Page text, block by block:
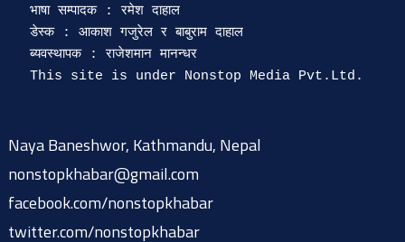
भाषा सम्पादक : रमेश दाहाल
डेस्क : आकाश गजुरेल र बाबुराम दाहाल
ब्यवस्थापक : राजेशमान मानन्धर
Naya Baneshwor, Kathmandu, Nepal
nonstopkhabar@gmail.com
facebook.com/nonstopkhabar
twitter.com/nonstopkhabar